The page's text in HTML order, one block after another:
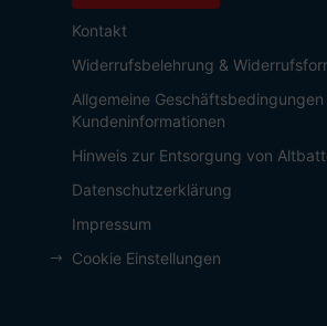
Kontakt
Widerrufsbelehrung &
Allgemeine Geschäftsbedingungen
Kundeninformationen
Hinweis zur Entsorgung von
Datenschutzerklärung
Impressum
Cookie Einstellungen